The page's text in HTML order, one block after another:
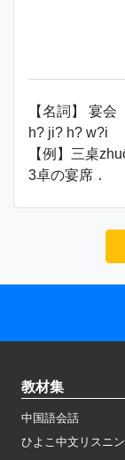
【名詞】 宴会
h? ji? h? w?i
【例】三桌
3卓の宴席．
教材集
中国語会話
ひよこ中文リスニ